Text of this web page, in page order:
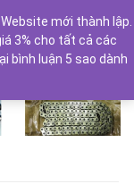
Next
mới thành lập.
3% cho tất cả các
bình luận 5 sao dành